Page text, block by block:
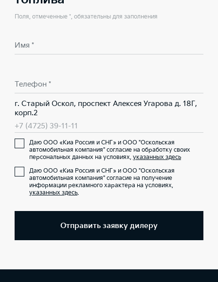
Поля, отмеченные *, обязательны для заполнения
Имя *
Телефон *
г. Старый Оскол, проспект Алексея Угарова д. 18Г,
корп.2
+7 (4725) 39-11-11
Даю ООО «Киа Россия и СНГ» и ООО "Оскольская
автомобильная компания" согласие на обработку своих
персональных данных на условиях, указанных здесь
Даю ООО «Киа Россия и СНГ» и ООО "Оскольская
автомобильная компания" согласие на получение
информации рекламного характера на условиях,
указанных здесь.
Отправить заявку дилеру